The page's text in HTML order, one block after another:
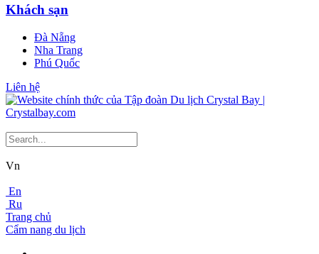
Khách sạn
Đà Nẵng
Nha Trang
Phú Quốc
Liên hệ
Vn
En
Ru
Trang chủ
Cẩm nang du lịch